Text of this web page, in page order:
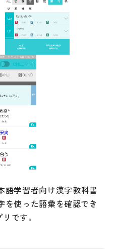
ン
語学習者向け漢字教科書
を使った語彙を確認でき
です。